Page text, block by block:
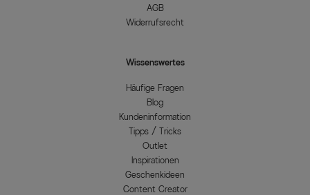
AGB
Widerrufsrecht
Wissenswertes
Häufige Fragen
Blog
Kundeninformation
Tipps / Tricks
Outlet
Inspirationen
Geschenkideen
Content Creator